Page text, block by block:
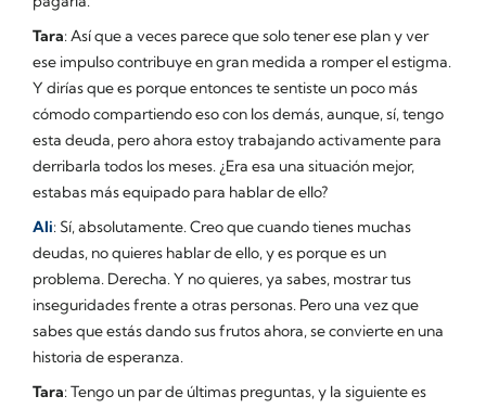
Tara: Así que a veces parece que solo tener ese plan y ver
ese impulso contribuye en gran medida a romper el estigma.
Y dirías que es porque entonces te sentiste un poco más
cómodo compartiendo eso con los demás, aunque, sí, tengo
esta deuda, pero ahora estoy trabajando activamente para
derribarla todos los meses. ¿Era esa una situación mejor,
estabas más equipado para hablar de ello?
Ali: Sí, absolutamente. Creo que cuando tienes muchas
deudas, no quieres hablar de ello, y es porque es un
problema. Derecha. Y no quieres, ya sabes, mostrar tus
inseguridades frente a otras personas. Pero una vez que
sabes que estás dando sus frutos ahora, se convierte en una
historia de esperanza.
Tara: Tengo un par de últimas preguntas, y la siguiente es